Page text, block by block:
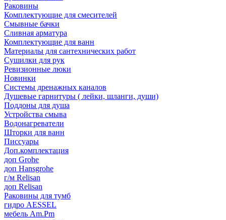
Раковины
Комплектующие для смесителей
Смывные бачки
Сливная арматура
Комплектующие для ванн
Материалы для сантехнических работ
Сушилки для рук
Ревизионные люки
Новинки
Системы дренажных каналов
Душевые гарнитуры ( лейки, шланги, души)
Поддоны для душа
Устройства смыва
Водонагреватели
Шторки для ванн
Писсуары
Доп.комплектация
доп Grohe
доп Hansgrohe
г/м Relisan
доп Relisan
Раковины для тумб
гидро AESSEL
мебель Am.Pm